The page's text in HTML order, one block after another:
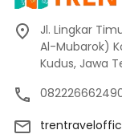
Jl. Lingkar
Al-Mubarok)
Kudus, Jawa